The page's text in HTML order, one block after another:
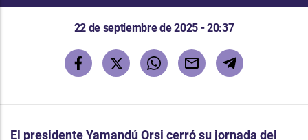
22 de septiembre de 2025 - 20:37
El presidente Yamandú Orsi cerró su jornada del